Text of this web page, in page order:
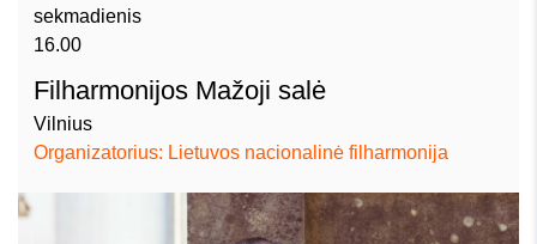
sekmadienis
16.00
Filharmonijos Mažoji salė
Vilnius
Organizatorius: Lietuvos nacionalinė filharmonija